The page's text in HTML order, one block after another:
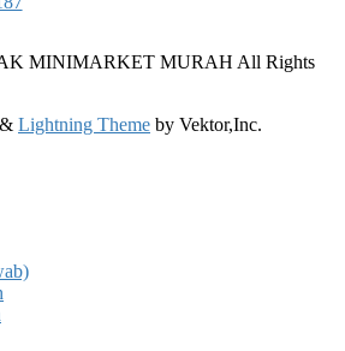
MINIMARKET MURAH All Rights
& Lightning Theme by Vektor,Inc.